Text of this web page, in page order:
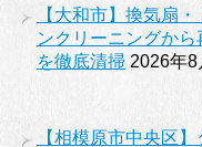
【大和市】換気扇
ンクリーニングか
を徹底清掃 2026年8
【相模原市中央区